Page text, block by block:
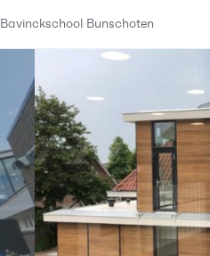
Bavinckschool Bunschoten